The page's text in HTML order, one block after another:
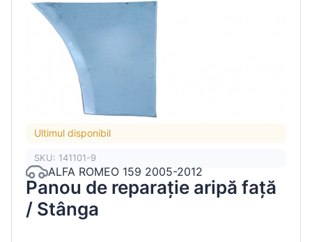
Ultimul disponibil
SKU: 141101-9
ALFA ROMEO 159 2005-2012
Panou de reparație aripă față
/ Stânga